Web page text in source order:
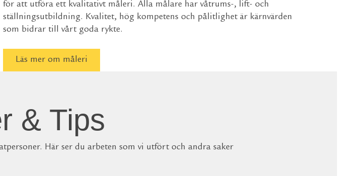
för att utföra ett kvalitativt måleri. Alla målare har våtrums-, lift- och
ställningsutbildning. Kvalitet, hög kompetens och pålitlighet är kärnvärden
som bidrar till vårt goda rykte.
Läs mer om måleri
& Tips
Här ser du arbeten som vi utfört och andra saker